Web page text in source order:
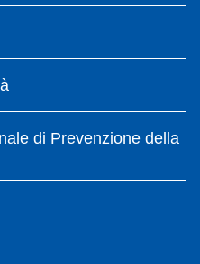
di Prevenzione della